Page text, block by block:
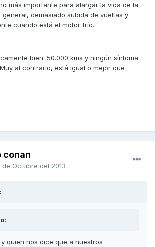
más importante para alargar la vida de la
general, demasiado subida de vueltas y
cuando está el motor frío.
bien. 50.000 kms y ningún síntoma
al contrario, está igual o mejor que
conan
de Octubre del 2013
y quien nos dice que a nuestros